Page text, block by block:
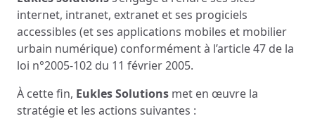
internet, intranet, extranet et ses progiciels
accessibles (et ses applications mobiles et mobilier
urbain numérique) conformément à l’article 47 de la
loi n°2005-102 du 11 février 2005.
À cette fin, Eukles Solutions met en œuvre la
stratégie et les actions suivantes :